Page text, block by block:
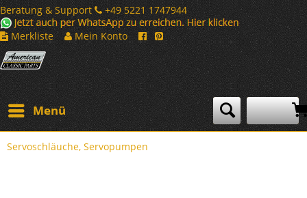
Beratung & Support
+49 5221 1747944
Merkliste
Mein Konto
Menü
Servoschläuche, Servopumpen